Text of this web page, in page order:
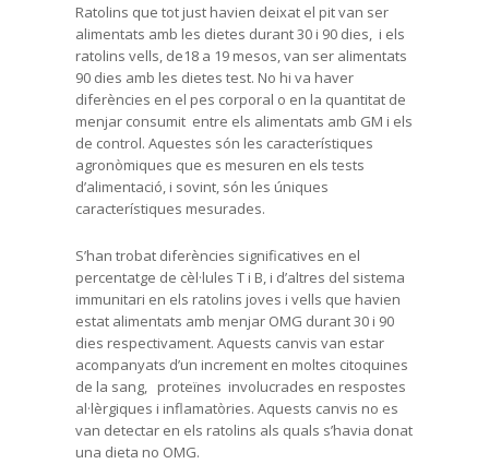
Ratolins que tot just havien deixat el pit van ser
alimentats amb les dietes durant 30 i 90 dies, i els
ratolins vells, de18 a 19 mesos, van ser alimentats
90 dies amb les dietes test. No hi va haver
diferències en el pes corporal o en la quantitat de
menjar consumit entre els alimentats amb GM i els
de control. Aquestes són les característiques
agronòmiques que es mesuren en els tests
d’alimentació, i sovint, són les úniques
característiques mesurades.
S’han trobat diferències significatives en el
percentatge de cèl·lules T i B, i d’altres del sistema
immunitari en els ratolins joves i vells que havien
estat alimentats amb menjar OMG durant 30 i 90
dies respectivament. Aquests canvis van estar
acompanyats d’un increment en moltes citoquines
de la sang, proteïnes involucrades en respostes
al·lèrgiques i inflamatòries. Aquests canvis no es
van detectar en els ratolins als quals s’havia donat
una dieta no OMG.